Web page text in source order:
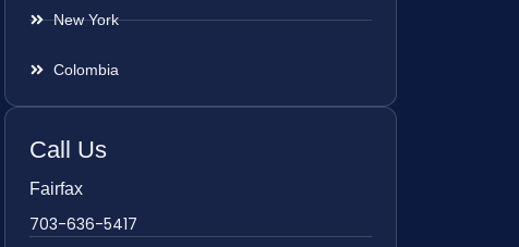
New York
Colombia
Call Us
Fairfax
703-636-5417